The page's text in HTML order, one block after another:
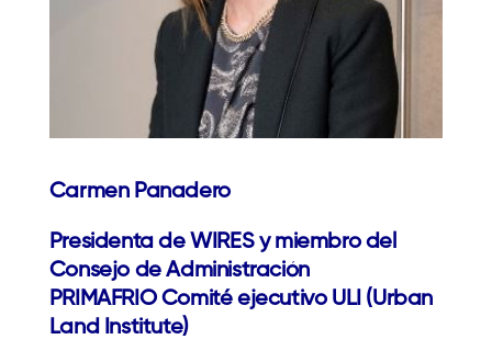
Carmen Panadero
Presidenta de WIRES y miembro del
Consejo de Administración
PRIMAFRIO Comité ejecutivo ULI (Urban
Land Institute)